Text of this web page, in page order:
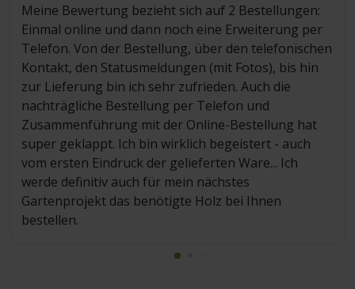
Meine Bewertung bezieht sich auf 2 Bestellungen:
Einmal online und dann noch eine Erweiterung per
Telefon. Von der Bestellung, über den telefonischen
Kontakt, den Statusmeldungen (mit Fotos), bis hin
zur Lieferung bin ich sehr zufrieden. Auch die
nachträgliche Bestellung per Telefon und
Zusammenführung mit der Online-Bestellung hat
super geklappt. Ich bin wirklich begeistert - auch
vom ersten Eindruck der gelieferten Ware... Ich
werde definitiv auch für mein nächstes
Gartenprojekt das benötigte Holz bei Ihnen
bestellen.